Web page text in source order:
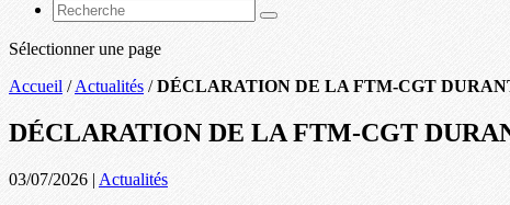
Sélectionner une page
Accueil /Actualités /DÉCLARATION DE LA FTM-CGT
DÉCLARATION DE LA FTM-CGT
03/07/2026 | Actualités